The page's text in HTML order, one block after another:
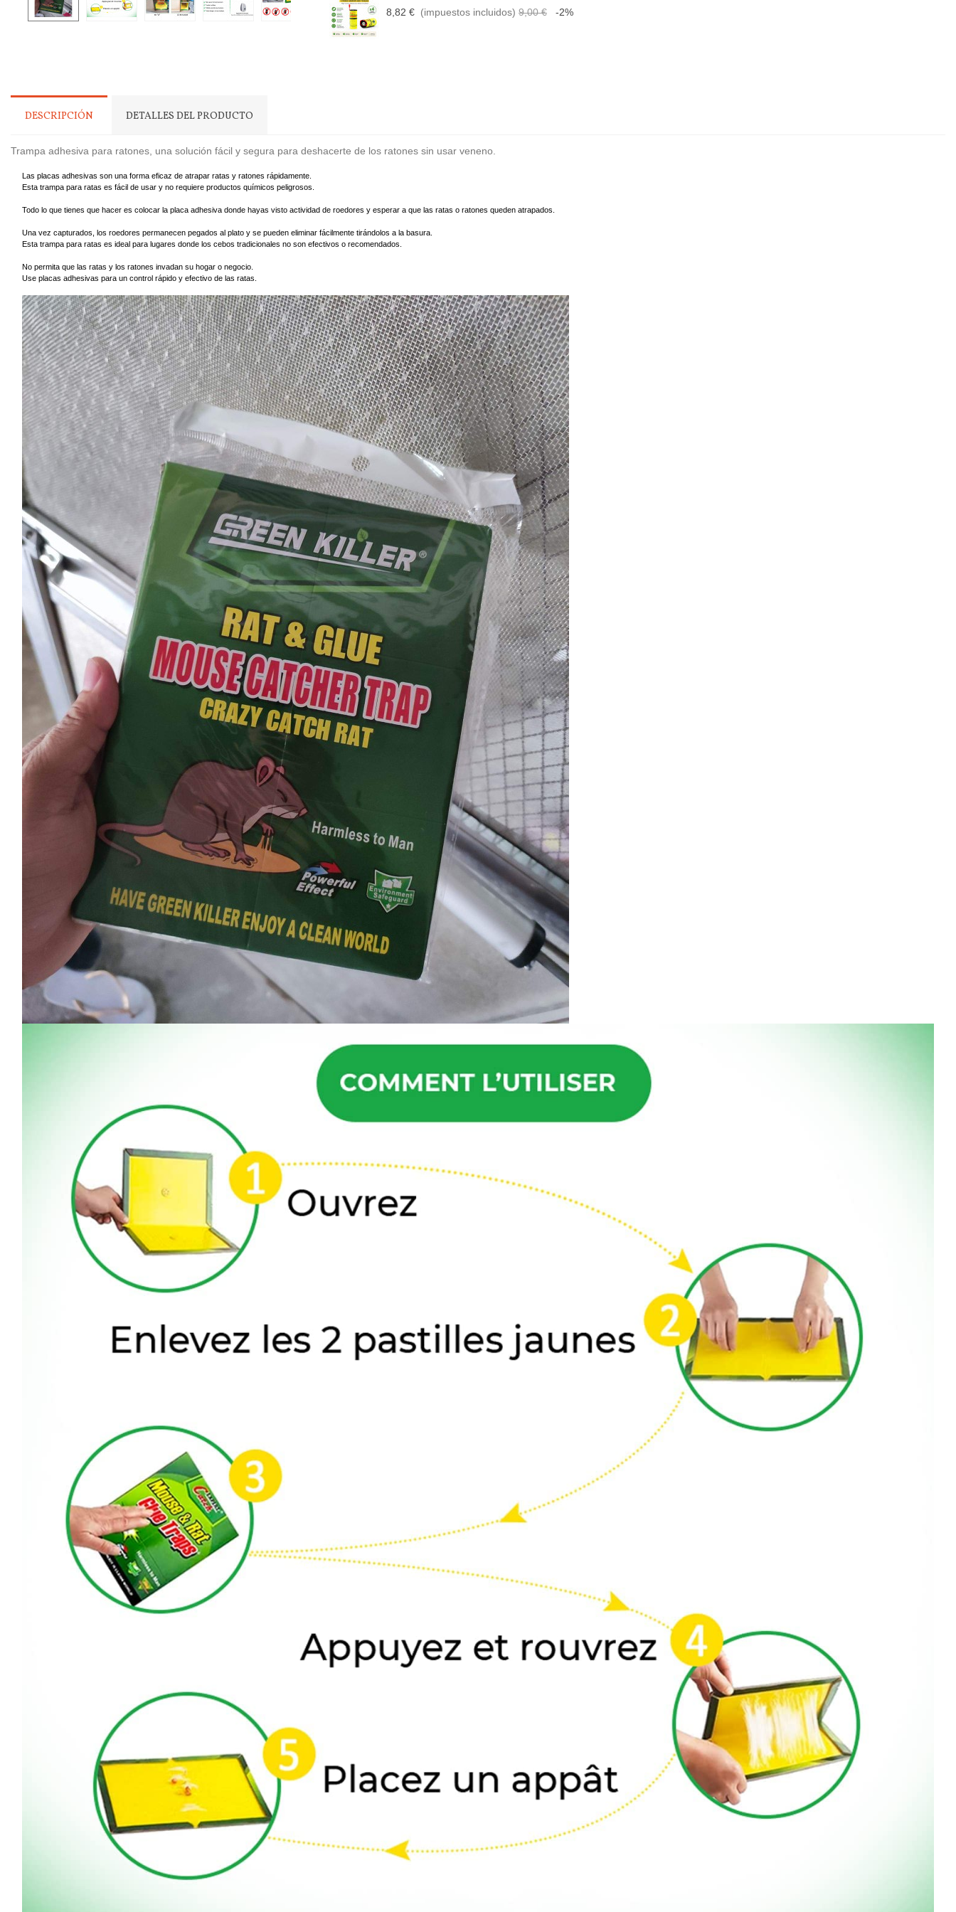
8,82 € (impuestos incluidos) 9,00 € -2%
DESCRIPCIÓN DETALLES DEL PRODUCTO
Trampa adhesiva para ratones, una solución fácil y segura para deshacerte de los ratones sin usar veneno.
Las placas adhesivas son una forma eficaz de atrapar ratas y ratones rápidamente.
Esta trampa para ratas es fácil de usar y no requiere productos químicos peligrosos.
Todo lo que tienes que hacer es colocar la placa adhesiva donde hayas visto actividad de roedores y esperar a que las ratas o ratones queden atrapados.
Una vez capturados, los roedores permanecen pegados al plato y se pueden eliminar fácilmente tirándolos a la basura.
Esta trampa para ratas es ideal para lugares donde los cebos tradicionales no son efectivos o recomendados.
No permita que las ratas y los ratones invadan su hogar o negocio.
Use placas adhesivas para un control rápido y efectivo de las ratas.